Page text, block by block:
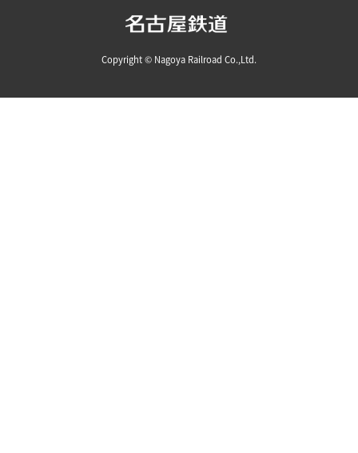
Copyright © Nagoya Railroad Co.,Ltd.